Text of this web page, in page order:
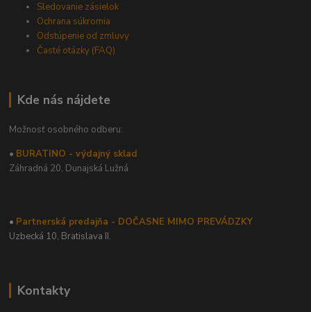
Sledovanie zásielok
Ochrana súkromia
Odstúpenie od zmluvy
Časté otázky (FAQ)
Kde nás nájdete
Možnosť osobného odberu:
• BURATINO - výdajný sklad
Záhradná 20, Dunajská Lužná
• Partnerská predajňa - DOČASNE MIMO PREVÁDZKY
Uzbecká 10, Bratislava II.
Kontakty